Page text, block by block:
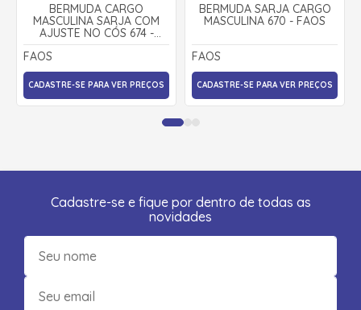
BERMUDA CARGO
MASCULINA SARJA COM
AJUSTE NO CÓS 674 -
FAOS
FAOS
CADASTRE-SE PARA VER PREÇOS
BERMUDA SARJA CARGO
MASCULINA 670 - FAOS
FAOS
CADASTRE-SE PARA VER PREÇOS
Cadastre-se e fique por dentro de todas as
novidades